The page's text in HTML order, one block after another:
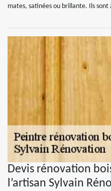
mates, satinées ou brillante. Ils sont
Devis rénovation
l’artisan Sylvain